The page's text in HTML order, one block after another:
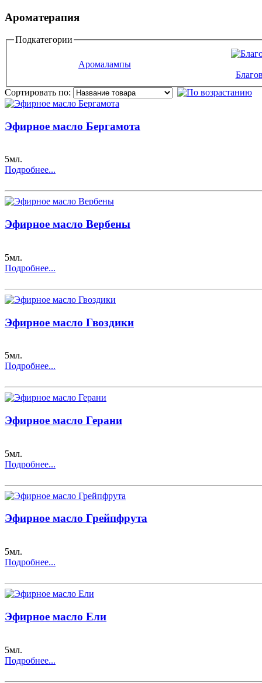
Ароматерапия
Подкатегории
Аромалампы
Сортировать по:
Эфирное масло Бергамота
5мл.
Подробнее...
Эфирное масло Вербены
5мл.
Подробнее...
Эфирное масло Гвоздики
5мл.
Подробнее...
Эфирное масло Герани
5мл.
Подробнее...
Эфирное масло Грейпфрута
5мл.
Подробнее...
Эфирное масло Ели
5мл.
Подробнее...